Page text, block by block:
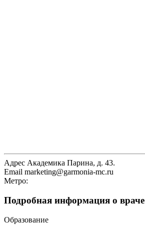
Адрес Академика Парина, д. 43.
Email marketing@garmonia-mc.ru
Метро:
Подробная информация о враче
Образование